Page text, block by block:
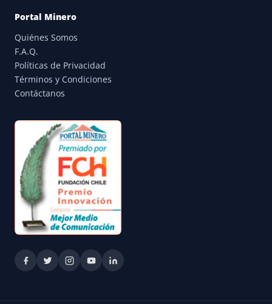
Portal Minero
Quiénes Somos
F.A.Q.
Políticas de Privacidad
Términos y Condiciones
Contáctanos